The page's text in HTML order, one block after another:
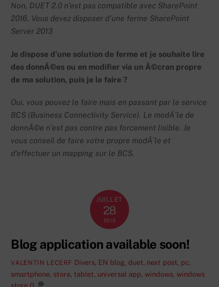
Non, DUET 2.0 n’est pas compatible avec SharePoint
2016. Vous devez disposer d’une ferme SharePoint
Server 2013
Je dispose d’une solution de ferme et je souhaite lire
des donnÃ©es ou en modifier via un Ã©cran propre
de ma solution, puis je le faire ?
Oui, vous pouvez le faire mais en passant par le service
BCS (Business Connectivity Service). Le modÃ¨le de
donnÃ©e n’est pas contre pas forcement lisible. Je
vous conseil de faire votre propre modÃ¨le et
d’effectuer un mapping sur le BCS.
JUILLET
28
2015
Blog application available soon!
VALENTIN LECERF Divers, EN blog, duet, next post, pc,
smartphone, store, tablet, universal app, windows, windows